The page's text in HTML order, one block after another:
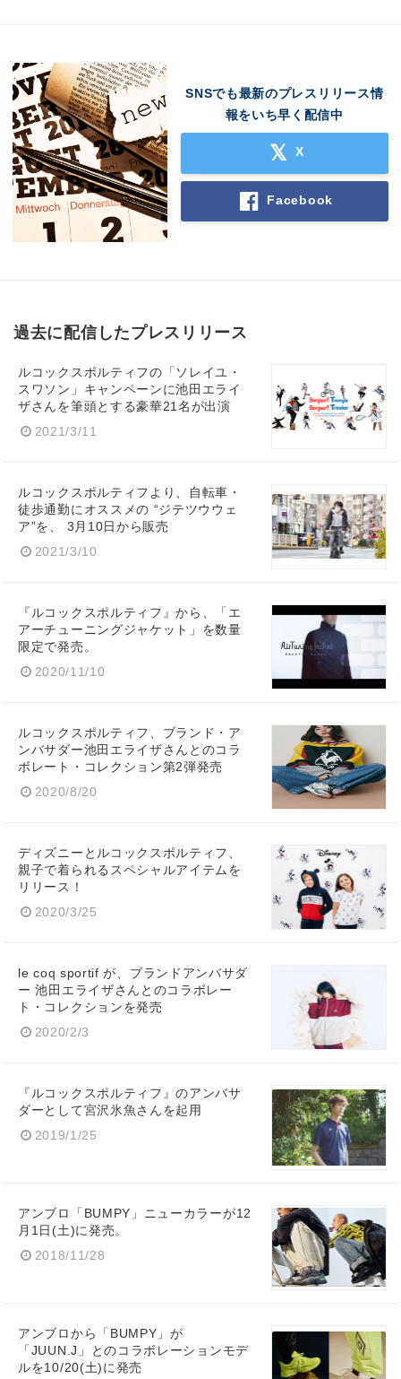
SNSでも最新のプレスリリース情
報をいち早く配信中
X
Facebook
過去に配信したプレスリリース
ルコックスポルティフの「ソレイユ・
スワソン」キャンペーンに池田エライ
ザさんを筆頭とする豪華21名が出演
2021/3/11
ルコックスポルティフより、自転車・
徒歩通勤にオススメの “ジテツウウェ
ア”を、 3月10日から販売
2021/3/10
『ルコックスポルティフ』から、「エ
アーチューニングジャケット」を数量
限定で発売。
2020/11/10
ルコックスポルティフ、ブランド・ア
ンバサダー池田エライザさんとのコラ
ボレート・コレクション第2弾発売
2020/8/20
ディズニーとルコックスポルティフ、
親子で着られるスペシャルアイテムを
リリース！
2020/3/25
le coq sportif が、ブランドアンバサダ
ー 池田エライザさんとのコラボレー
ト・コレクションを発売
2020/2/3
『ルコックスポルティフ』のアンバサ
ダーとして宮沢氷魚さんを起用
2019/1/25
アンブロ「BUMPY」ニューカラーが12
月1日(土)に発売。
2018/11/28
アンブロから「BUMPY」が
「JUUN.J」とのコラボレーションモデ
ルを10/20(土)に発売
Japanese
English